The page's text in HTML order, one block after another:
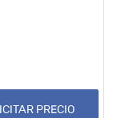
PRECIO